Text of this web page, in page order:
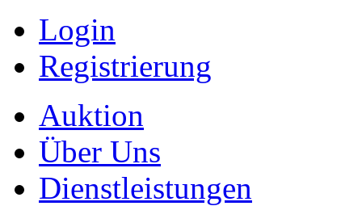
Login
Registrierung
Auktion
Über Uns
Dienstleistungen